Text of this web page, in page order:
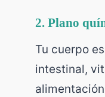
2. Plano
Tu cuerpo
intestinal,